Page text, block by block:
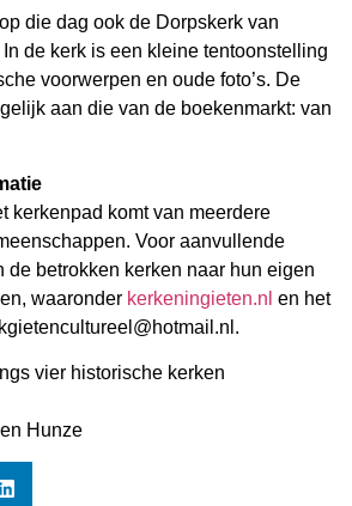
die dag ook de Dorpskerk van
de kerk is een kleine tentoonstelling
voorwerpen en oude foto’s. De
aan die van de boekenmarkt: van
kerkenpad komt van meerdere
Voor aanvullende
de betrokken kerken naar hun eigen
waaronder kerkeningieten.nl en het
vier historische kerken
Hunze